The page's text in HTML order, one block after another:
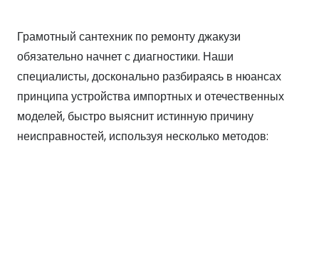
Грамотный сантехник по ремонту джакузи
обязательно начнет с диагностики. Наши
специалисты, досконально разбираясь в нюансах
принципа устройства импортных и отечественных
моделей, быстро выяснит истинную причину
неисправностей, используя несколько методов: